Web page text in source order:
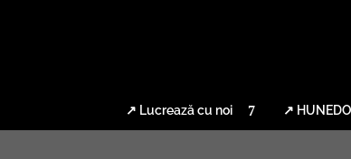
↗ Lucrează cu noi ↗